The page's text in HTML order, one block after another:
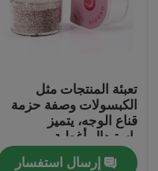
تعبئة المنتجات مثل
الكبسولات وصفة حزمة
قناع الوجه، يتميز
باستبدال أغطية
الزجاجات بأفلام الختم
إرسال استفسار